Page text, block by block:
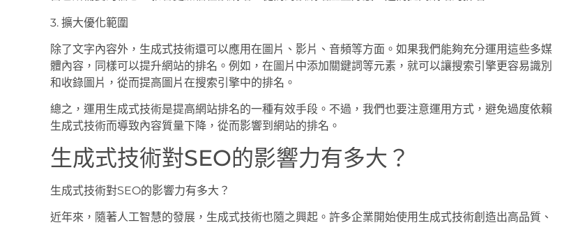
3. 擴大優化範圍
除了文字內容外，生成式技術還可以應用在圖片、影片、音頻等方面。如果我們能夠充分運用這些多媒
體內容，同樣可以提升網站的排名。例如，在圖片中添加關鍵詞等元素，就可以讓搜索引擎更容易識別
和收錄圖片，從而提高圖片在搜索引擎中的排名。
總之，運用生成式技術是提高網站排名的一種有效手段。不過，我們也要注意運用方式，避免過度依賴
生成式技術而導致內容質量下降，從而影響到網站的排名。
生成式技術對SEO的影響力有多大？
生成式技術對SEO的影響力有多大？
近年來，隨著人工智慧的發展，生成式技術也隨之興起。許多企業開始使用生成式技術創造出高品質、